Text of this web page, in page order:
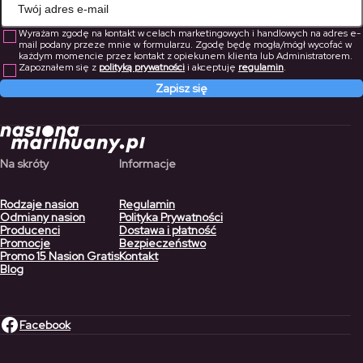
Wyrażam zgodę na kontakt w celach marketingowych i handlowych na adres e-
mail podany przeze mnie w formularzu. Zgodę będę mogła/mógł wycofać w
każdym momencie przez kontakt z opiekunem klienta lub Administratorem.
Zapoznałem się z polityką prywatnościi akceptuję regulamin.
Zapisz się
Na skróty
Rodzaje nasion
Odmiany nasion
Producenci
Promocje
Promo 15 Nasion Gratis
Blog
Informacje
Regulamin
Polityka Prywatności
Dostawa i płatność
Bezpieczeństwo
Kontakt
Facebook